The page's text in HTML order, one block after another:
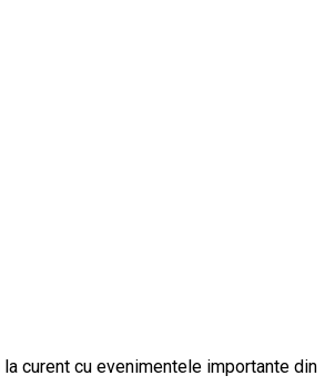
curent cu evenimentele importante din